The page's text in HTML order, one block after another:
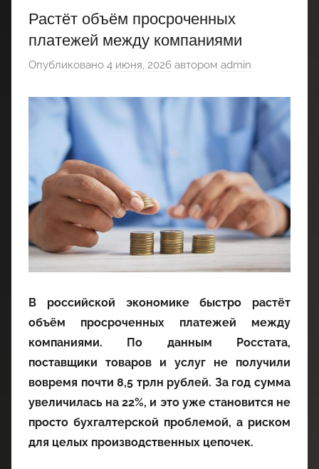
Растёт объём просроченных
платежей между компаниями
Опубликовано 4 июня, 2026 автором admin
В российской экономике быстро растёт
объём просроченных платежей между
компаниями. По данным Росстата,
поставщики товаров и услуг не получили
вовремя почти 8,5 трлн рублей. За год сумма
увеличилась на 22%, и это уже становится не
просто бухгалтерской проблемой, а риском
для целых производственных цепочек.